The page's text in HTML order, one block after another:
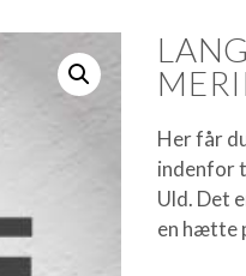
Her får
indenfor
Uld. Det
en hætte